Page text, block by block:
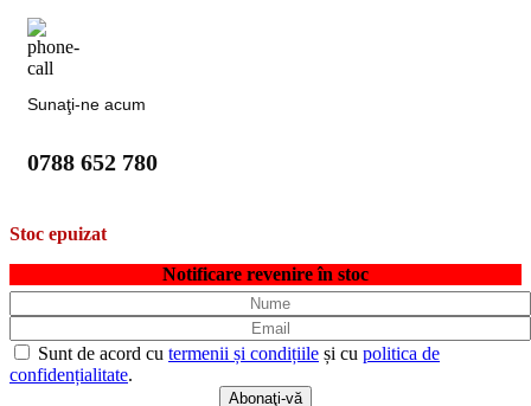
Sunaţi-ne acum
0788 652 780
Stoc epuizat
Notificare revenire în stoc
Sunt de acord cu termenii și condițiile și cu politica de
confidențialitate.